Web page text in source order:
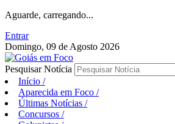
Aguarde, carregando...
Entrar
Domingo, 09 de Agosto 2026
Pesquisar Notícia
Início /
Aparecida em Foco /
Últimas Notícias /
Concursos /